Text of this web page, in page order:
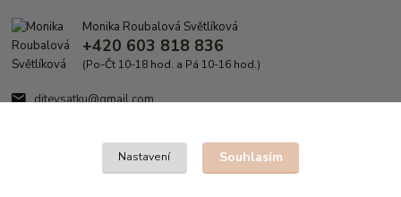
Monika Roubalová Světlíková
+420 603 818 836
(Po-Čt 10-18 hod. a Pá 10-16 hod.)
ditevsatku@gmail.com
Nastavení Souhlasím